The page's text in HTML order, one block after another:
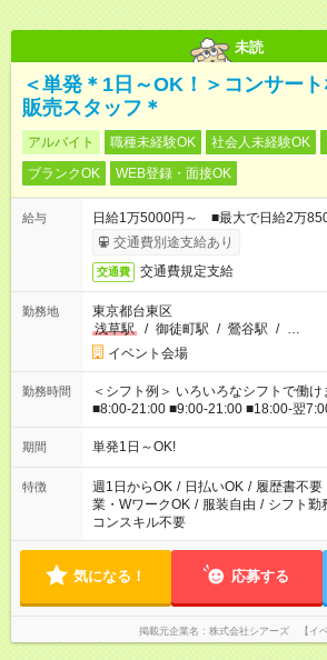
未読
＜単発＊1日～OK！＞コンサー
販売スタッフ＊
アルバイト 職種未経験OK 社会人未経験OK
ブランクOK
WEB登録・面接OK
給与
日給1万5000円～ ■最大で日給2万
交通費別途支給あり
交通費 交通費規定支給
勤務地
東京都台東区
浅草駅
/ 御徒町駅 / 鶯谷駅 / …
イベント会場
勤務時間
＜シフト例＞ いろいろなシフトで働
■8:00-21:00 ■9:00-21:00 ■18:00-翌
期間 単発1日～OK!
特徴 週1日からOK / 日払いOK / 履歴書不要
業・WワークOK / 服装自由 / シフト勤
コンスキル不要
気になる！ 応募する
掲載元企業名 株式会社シアーズ 【イベ